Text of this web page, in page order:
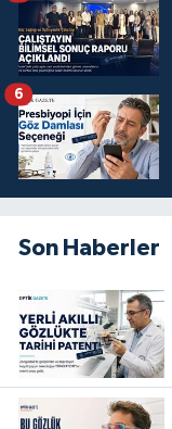
6
Son Haberler